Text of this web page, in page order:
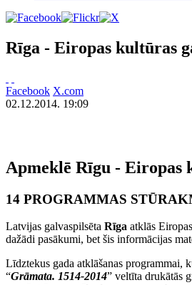
Rīga - Eiropas kultūras
Facebook X.com
02.12.2014. 19:09
Apmeklē Rīgu - Eiropas
14 PROGRAMMAS
Latvijas galvaspilsēta Rīga atklās
dažādi pasākumi, bet šis informācijas
Līdztekus gada atklāšanas programmai,
“Grāmata. 1514-2014” veltīta drukātās